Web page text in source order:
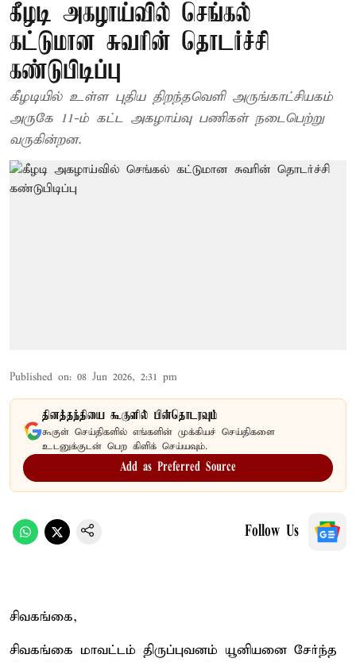
கீழடி அகழாய்வில் செங்கல்
கட்டுமான சுவரின் தொடர்ச்சி
கண்டுபிடிப்பு
கீழடியில் உள்ள புதிய திறந்தவெளி அருங்காட்சியகம்
அருகே 11-ம் கட்ட அகழாய்வு பணிகள் நடைபெற்று
வருகின்றன.
Published on: 08 Jun 2026, 2:31 pm
தினத்தந்தியை கூகுளில் பின்தொடரவும்
கூகுள் செய்திகளில் எங்களின் முக்கியச் செய்திகளை
உடனுக்குடன் பெற கிளிக் செய்யவும்.
Add as Preferred Source
Follow Us
சிவகங்கை,
சிவகங்கை மாவட்டம் திருப்புவனம் யூனியனை சேர்ந்த